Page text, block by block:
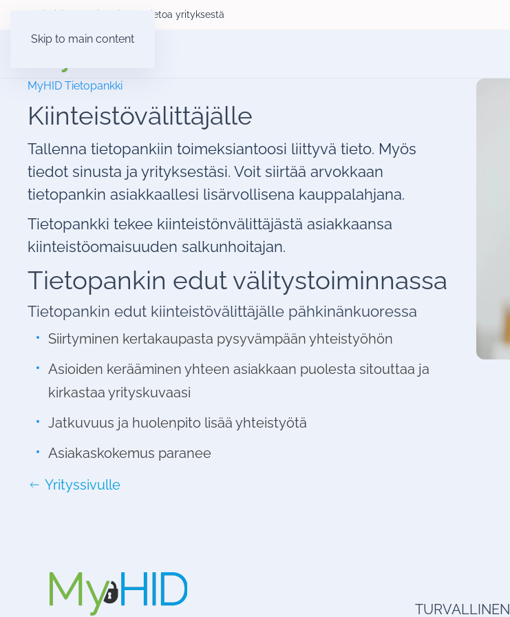
Skip to main content
Tietoa yrityksestä
MyHID Tietopankki
Kiinteistövälittäjälle
Tallenna tietopankiin toimeksiantoosi liittyvä tieto. Myös
tiedot sinusta ja yrityksestäsi. Voit siirtää arvokkaan
tietopankin asiakkaallesi lisärvollisena kauppalahjana.
Tietopankki tekee kiinteistönvälittäjästä asiakkaansa
kiinteistöomaisuuden salkunhoitajan.
Tietopankin edut välitystoiminnassa
Tietopankin edut kiinteistövälittäjälle pähkinänkuoressa
Siirtyminen kertakaupasta pysyvämpään yhteistyöhön
Asioiden kerääminen yhteen asiakkaan puolesta sitouttaa ja
kirkastaa yrityskuvaasi
Jatkuvuus ja huolenpito lisää yhteistyötä
Asiakaskokemus paranee
Yrityssivulle
TURVALLINEN